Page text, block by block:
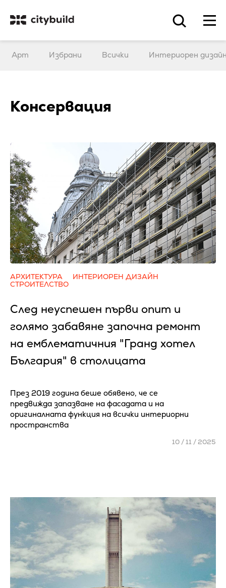
Арт Избрани Всички Интериорен
Консервация
АРХИТЕКТУРА
ИНТЕРИОРЕН ДИЗАЙН
СТРОИТЕЛСТВО
След неуспешен първи опит и
голямо забавяне започна ремонт
на емблематичния "Гранд хотел
България" в столицата
През 2019 година беше обявено, че се
предвижда запазване на фасадата и на
оригиналната функция на всички интериорни
пространства
10 / 11 / 2025